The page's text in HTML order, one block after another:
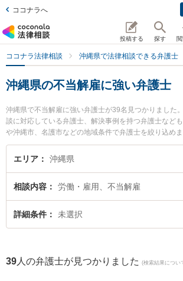
ココナラへ
投稿する 探す
ココナラ法律相談 沖縄県で法律相談できる弁護士
沖縄県の不当解雇に強い弁護士
沖縄県で不当解雇に強い弁護士が39名見つかりました
談に対応している弁護士、解決事例を持つ弁護士など
や沖縄市、名護市などの地域条件で弁護士を絞り込め
する不当解雇や退職勧奨、内定取消等の細かな分野で
利です。特にベリーベスト法律事務所 那覇オフィスの
『沖縄県で土日や夜間に発生した不当解雇のトラブル
したい』『不当解雇のトラブル解決の実績豊富な近く
『初回相談無料で不当解雇を法律相談できる沖縄県内
エリア 沖縄県
相談内容 労働・雇用、不当解雇
詳細条件 未選択
39 人の弁護士が見つかりました (検索結果につい